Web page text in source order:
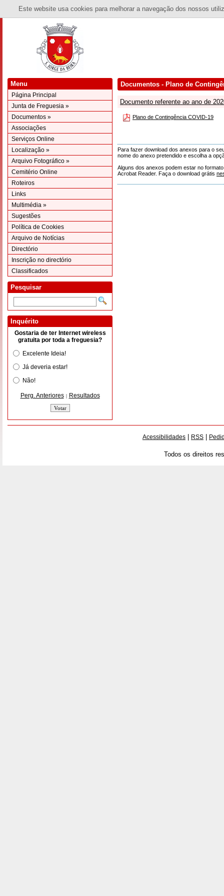
Este website usa cookies para melhorar a navegação dos nossos
Menu
Página Principal
Junta de Freguesia »
Documentos »
Associações
Serviços Online
Localização »
Arquivo Fotográfico »
Cemitério Online
Roteiros
Links
Multimédia »
Sugestões
Política de Cookies
Arquivo de Notícias
Directório
Inscrição no directório
Classificados
Pesquisar
Inquérito
Gostaria de ter Internet wireless
gratuita por toda a freguesia?
Excelente Ideia!
Já deveria estar!
Não!
Perg. Anteriores | Resultados
Documentos - Plano de
Documento referente ao ano de
Plano de Contingência COVID-19
Para fazer download dos anexos para o
nome do anexo pretendido e escolha a
Alguns dos anexos podem estar no
Acrobat Reader. Faça o download grátis
Acessibilidades RSS
Todos os direitos